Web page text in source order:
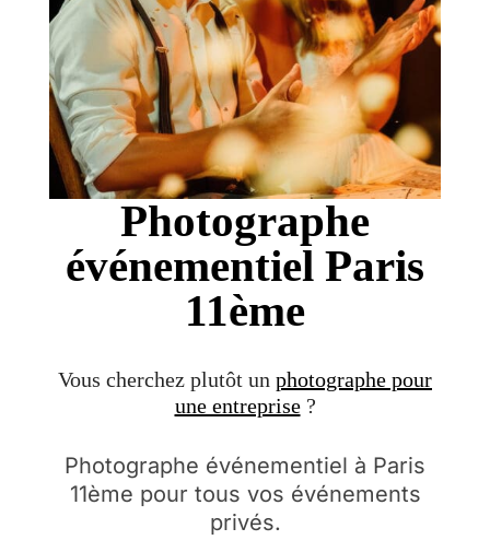
Photographe
événementiel Paris
11ème
Vous cherchez plutôt un photographe pour
une entreprise?
Photographe événementiel à Paris
11ème pour tous vos événements
privés.